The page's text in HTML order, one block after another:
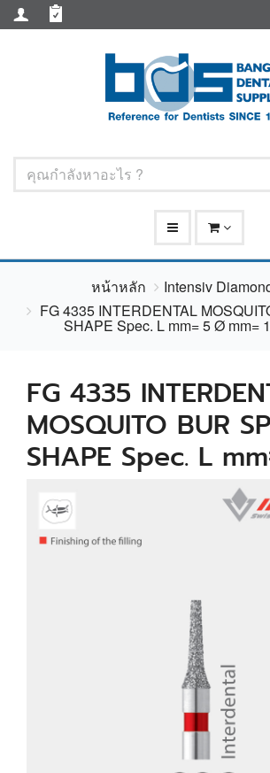
หน้าหลัก
Intensiv
FG 4335 INTERDENTAL
SHAPE Spec. L mm= 5 Ø mm=
FG 4335
MOSQUITO BUR
SHAPE Spec. L
mm= 1.5 µm= 40